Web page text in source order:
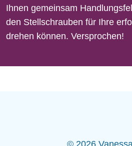
Ihnen gemeinsam
den Stellschrauben für Ihre
drehen können. Versprochen!
© 2026